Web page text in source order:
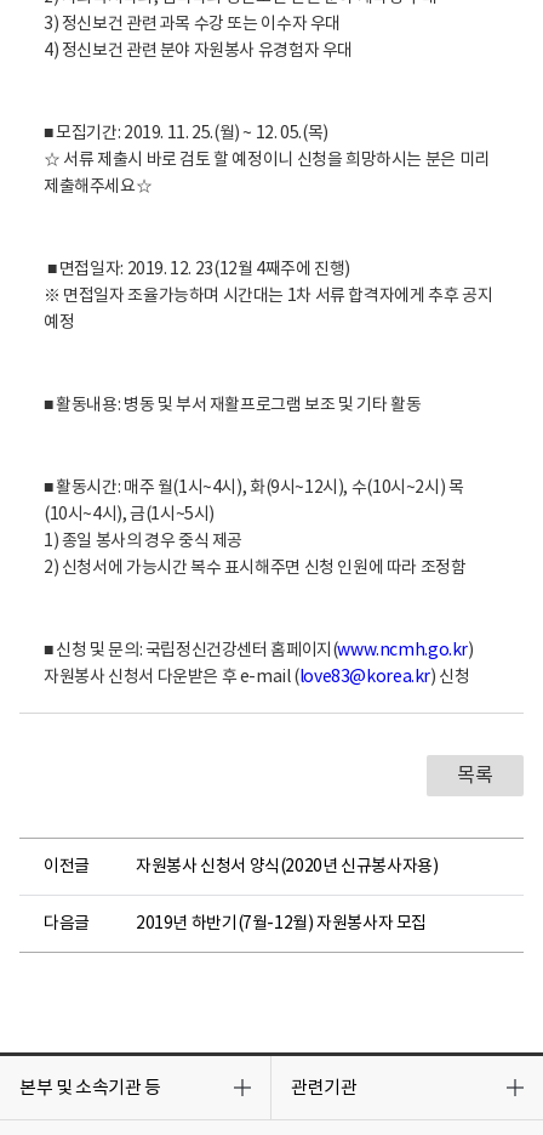
3) 정신보건 관련 과목 수강 또는 이수자 우대
4) 정신보건 관련 분야 자원봉사 유경험자 우대
■ 모집기간: 2019. 11. 25.(월) ~ 12. 05.(목)
☆ 서류 제출시 바로 검토 할 예정이니 신청을 희망하시는 분은 미리
제출해주세요☆
■ 면접일자: 2019. 12. 23(12월 4째주에 진행)
※ 면접일자 조율가능하며 시간대는 1차 서류 합격자에게 추후 공지
예정
■ 활동내용: 병동 및 부서 재활프로그램 보조 및 기타 활동
■ 활동시간: 매주 월(1시~4시), 화(9시~12시), 수(10시~2시) 목
(10시~4시), 금(1시~5시)
1) 종일 봉사의 경우 중식 제공
2) 신청서에 가능시간 복수 표시해주면 신청 인원에 따라 조정함
■ 신청 및 문의: 국립정신건강센터 홈페이지(www.ncmh.go.kr)
자원봉사 신청서 다운받은 후 e-mail (love83@korea.kr) 신청
목록
이전글 자원봉사 신청서 양식(2020년 신규봉사자용)
다음글 2019년 하반기(7월-12월) 자원봉사자 모집
본부 및 소속기관 등
기
관련기관
기